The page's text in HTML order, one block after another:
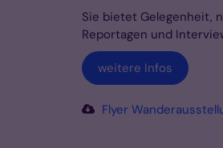
Sie bietet Gelegenheit,
Reportagen und
weitere Infos
Flyer